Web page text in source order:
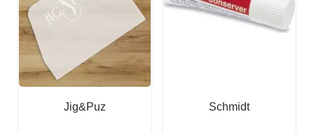
Jig&Puz Schmidt